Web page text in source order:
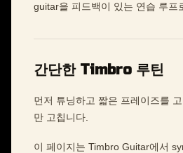
guitar을 피드백이 있는 연습 루프
간단한 Timbro 루틴
먼저 튜닝하고 짧은 프레이즈를
만 고칩니다.
이 페이지는 Timbro Guitar에서